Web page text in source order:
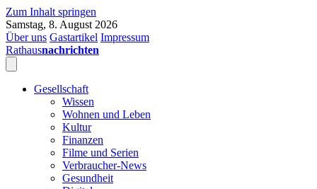
Zum Inhalt springen
Samstag, 8. August 2026
Über uns Gastartikel Impressum
Rathausnachrichten
Gesellschaft
Wissen
Wohnen und Leben
Kultur
Finanzen
Filme und Serien
Verbraucher-News
Gesundheit